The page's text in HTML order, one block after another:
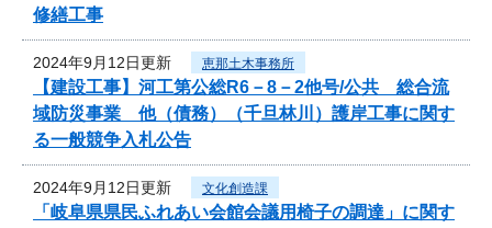
修繕工事
2024年9月12日更新 恵那土木事務所
【建設工事】河工第公総R6－8－2他号/公共 総合流
域防災事業 他（債務）（千旦林川）護岸工事に関す
る一般競争入札公告
2024年9月12日更新 文化創造課
「岐阜県県民ふれあい会館会議用椅子の調達」に関す